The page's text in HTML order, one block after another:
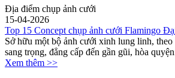
Địa điểm chụp ảnh cưới
15-04-2026
Top 15 Concept chụp ảnh cưới Flamingo
Sở hữu một bộ ảnh cưới xinh lung linh,
sang trọng, đẳng cấp đến gần gũi, hòa
Xem thêm >>